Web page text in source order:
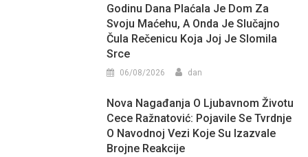
Godinu Dana Plaćala Je Dom Za
Svoju Maćehu, A Onda Je Slučajno
Čula Rečenicu Koja Joj Je Slomila
Srce
06/08/2026 dan
Nova Nagađanja O Ljubavnom Životu
Cece Ražnatović: Pojavile Se Tvrdnje
O Navodnoj Vezi Koje Su Izazvale
Brojne Reakcije